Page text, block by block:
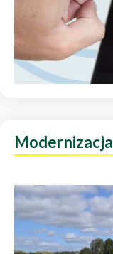
Modernizacja